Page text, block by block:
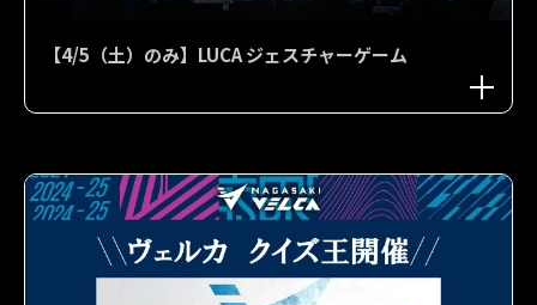
【4/5（土）のみ】LUCA ジェスチャーゲーム